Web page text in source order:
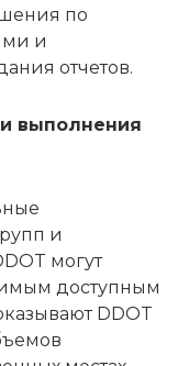
по
и
отчетов.
выполнения
и
могут
доступным
DDOT